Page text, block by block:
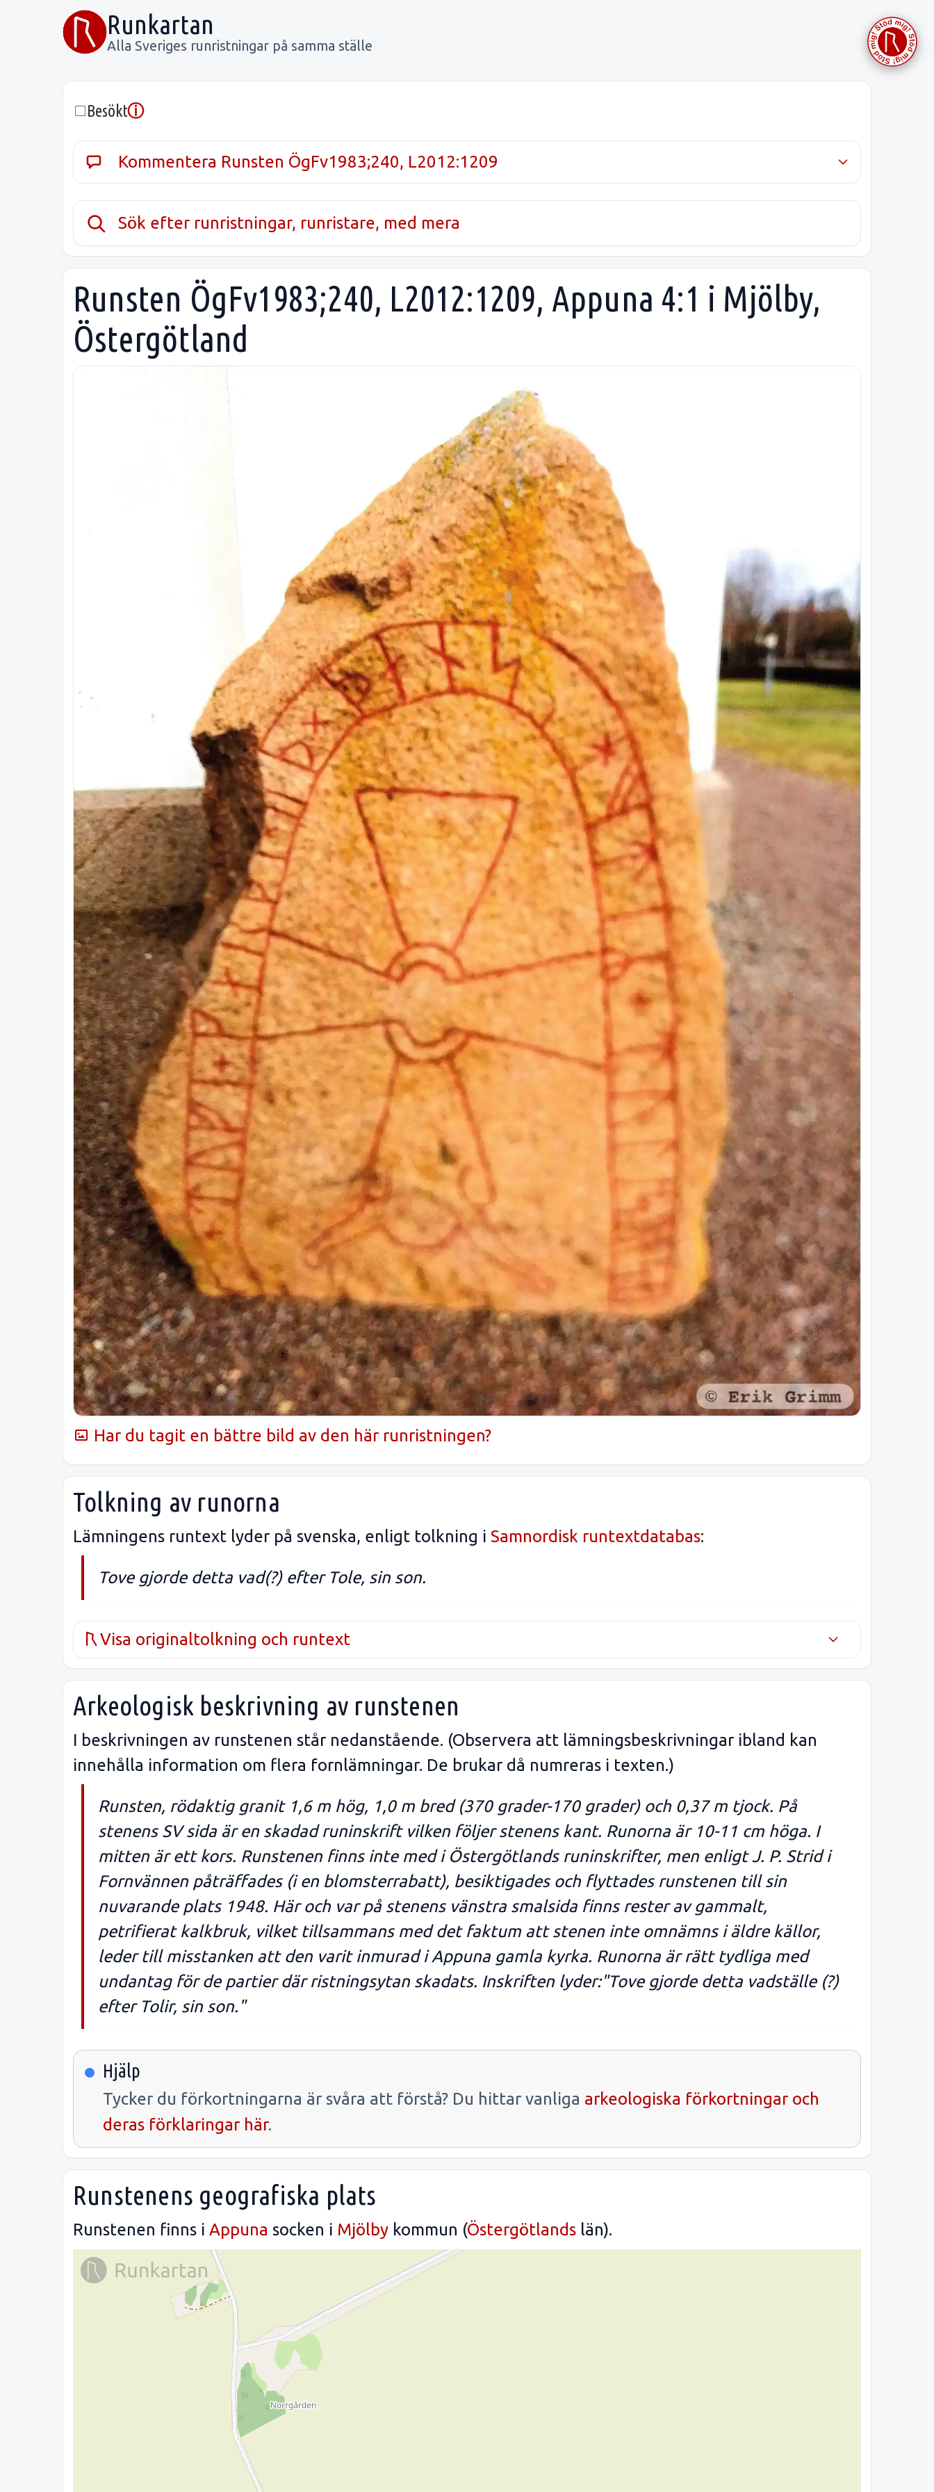
Runkartan
Alla Sveriges runristningar på samma ställe
Besöktⓘ
Kommentera Runsten ÖgFv1983;240, L2012:1209
Sök efter runristningar, runristare, med mera
Runsten ÖgFv1983;240, L2012:1209, Appuna 4:1 i Mjölby,
Östergötland
Har du tagit en bättre bild av den här runristningen?
Tolkning av runorna
Lämningens runtext lyder på svenska, enligt tolkning i Samnordisk runtextdatabas:
Tove gjorde detta vad(?) efter Tole, sin son.
Visa originaltolkning och runtext
Arkeologisk beskrivning av runstenen
I beskrivningen av runstenen står nedanstående. (Observera att lämningsbeskrivningar ibland kan
innehålla information om flera fornlämningar. De brukar då numreras i texten.)
Runsten, rödaktig granit 1,6 m hög, 1,0 m bred (370 grader-170 grader) och 0,37 m tjock. På
stenens SV sida är en skadad runinskrift vilken följer stenens kant. Runorna är 10-11 cm höga. I
mitten är ett kors. Runstenen finns inte med i Östergötlands runinskrifter, men enligt J. P. Strid i
Fornvännen påträffades (i en blomsterrabatt), besiktigades och flyttades runstenen till sin
nuvarande plats 1948. Här och var på stenens vänstra smalsida finns rester av gammalt,
petrifierat kalkbruk, vilket tillsammans med det faktum att stenen inte omnämns i äldre källor,
leder till misstanken att den varit inmurad i Appuna gamla kyrka. Runorna är rätt tydliga med
undantag för de partier där ristningsytan skadats. Inskriften lyder:"Tove gjorde detta vadställe (?)
efter Tolir, sin son."
Hjälp
Tycker du förkortningarna är svåra att förstå? Du hittar vanliga arkeologiska förkortningar och
deras förklaringar här.
Runstenens geografiska plats
Runstenen finns i Appuna socken i Mjölby kommun (Östergötlands län).